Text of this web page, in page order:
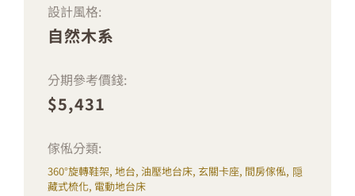
設計風格:
自然木系
分期參考價錢:
$5,431
傢俬分類:
360°旋轉鞋架, 地台, 油壓地台床, 玄關卡座, 間房傢俬, 隠
藏式梳化, 電動地台床